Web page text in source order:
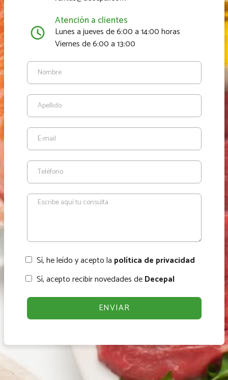
Atención a clientes
Lunes a jueves de 6:00 a 14:00 horas
Viernes de 6:00 a 13:00
Sí, he leído y acepto la política de privacidad
Sí, acepto recibir novedades deDecepal